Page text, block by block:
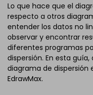
Lo que hace que el
respecto a otros
entender los datos no
observar y encontrar
diferentes programas
dispersión. En esta
diagrama de dispersión
EdrawMax.